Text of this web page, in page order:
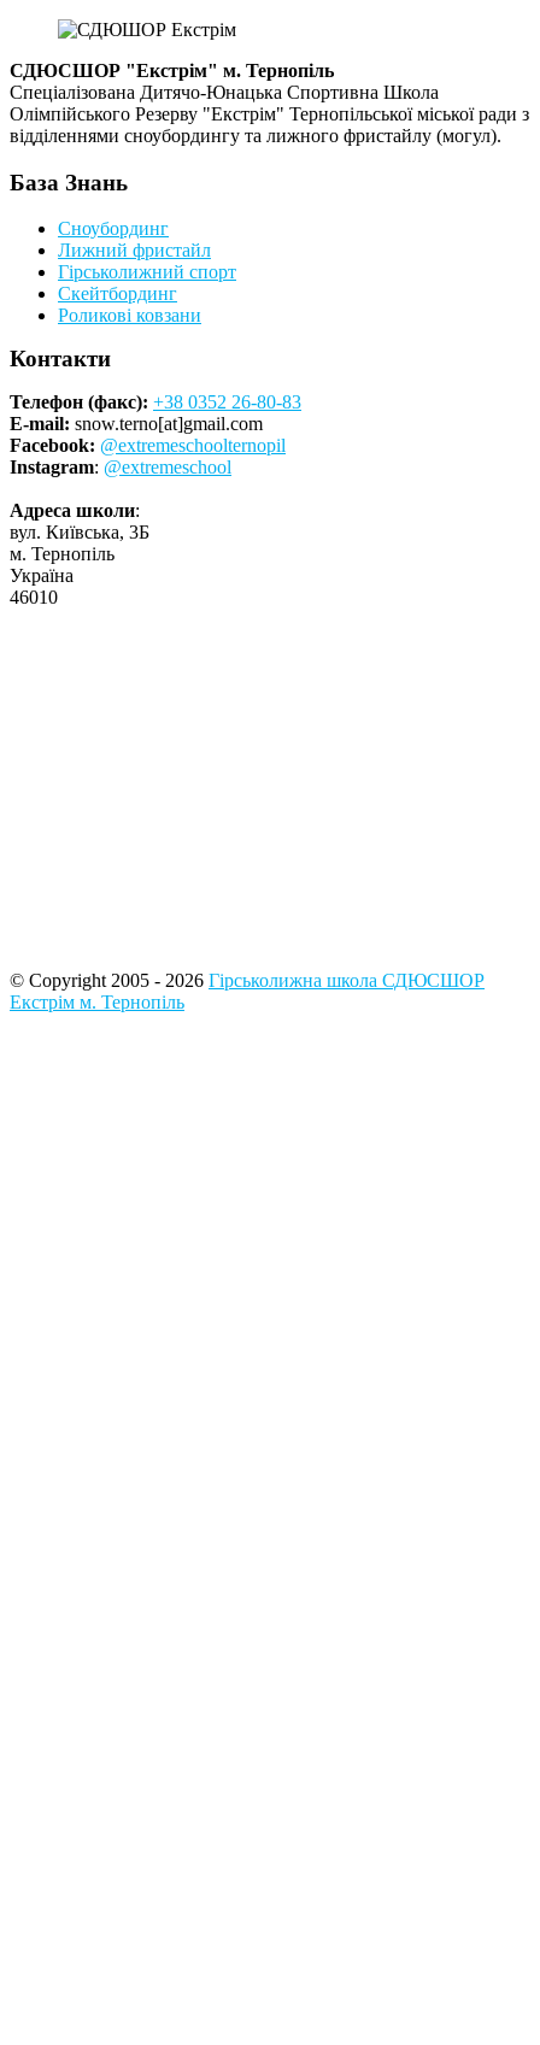
СДЮСШОР "Екстрім" м. Тернопіль
Спеціалізована Дитячо-Юнацька Спортивна Школа
Олімпійського Резерву "Екстрім" Тернопільської міської ради з
відділеннями сноубордингу та лижного фристайлу (могул).
База Знань
Сноубординг
Лижний фристайл
Гірськолижний спорт
Скейтбординг
Роликові ковзани
Контакти
Телефон (факс): +38 0352 26-80-83
E-mail: snow.terno[at]gmail.com
Facebook: @extremeschoolternopil
Instagram: @extremeschool
Адреса школи:
вул. Київська, 3Б
м. Тернопіль
Україна
46010
© Copyright 2005 - 2026 Гірськолижна школа СДЮСШОР
Екстрім м. Тернопіль